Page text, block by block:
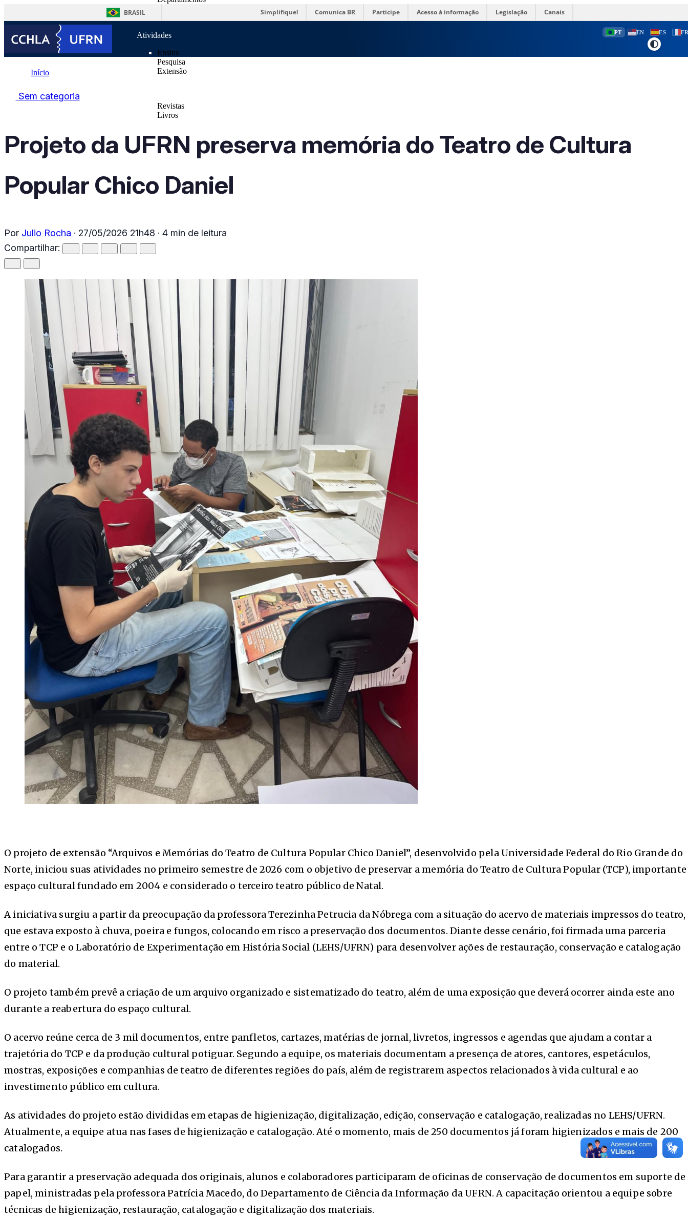
BRASIL Simplifique! Comunica BR Participe Acesso à informação Legislação Canais
Atividades
Ensino
Pesquisa
Extensão
Revistas
Livros
PT EN ES
Início
Sem categoria
Projeto da UFRN preserva memória do Teatro de Cultura Popular...
Sem categoria
Projeto da UFRN preserva memória do Teatro de Cultura
Popular Chico Daniel
Por Julio Rocha · 27/05/2026 21h48 · 4 min de leitura
Compartilhar:
O projeto de extensão “Arquivos e Memórias do Teatro de Cultura Popular Chico Daniel”, desenvolvido pela Universidade Federal do Rio Grande do
Norte, iniciou suas atividades no primeiro semestre de 2026 com o objetivo de preservar a memória do Teatro de Cultura Popular (TCP), importante
espaço cultural fundado em 2004 e considerado o terceiro teatro público de Natal.
A iniciativa surgiu a partir da preocupação da professora Terezinha Petrucia da Nóbrega com a situação do acervo de materiais impressos do teatro,
que estava exposto à chuva, poeira e fungos, colocando em risco a preservação dos documentos. Diante desse cenário, foi firmada uma parceria
entre o TCP e o Laboratório de Experimentação em História Social (LEHS/UFRN) para desenvolver ações de restauração, conservação e catalogação
do material.
O projeto também prevê a criação de um arquivo organizado e sistematizado do teatro, além de uma exposição que deverá ocorrer ainda este ano
durante a reabertura do espaço cultural.
O acervo reúne cerca de 3 mil documentos, entre panfletos, cartazes, matérias de jornal, livretos, ingressos e agendas que ajudam a contar a
trajetória do TCP e da produção cultural potiguar. Segundo a equipe, os materiais documentam a presença de atores, cantores, espetáculos,
mostras, exposições e companhias de teatro de diferentes regiões do país, além de registrarem aspectos relacionados à vida cultural e ao
investimento público em cultura.
As atividades do projeto estão divididas em etapas de higienização, digitalização, edição, conservação e catalogação, realizadas no LEHS/UFRN.
Atualmente, a equipe atua nas fases de higienização e catalogação. Até o momento, mais de 250 documentos já foram higienizados e mais de 200
catalogados.
Para garantir a preservação adequada dos originais, alunos e colaboradores participaram de oficinas de conservação de documentos em suporte de
papel, ministradas pela professora Patrícia Macedo, do Departamento de Ciência da Informação da UFRN. A capacitação orientou a equipe sobre
técnicas de higienização, restauração, catalogação e digitalização dos materiais.